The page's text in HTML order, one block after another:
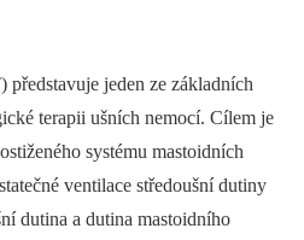
jeden ze základních
terapii ušních nemocí. Cílem je
systému mastoidních
ventilace středoušní dutiny
dutina a dutina mastoidního